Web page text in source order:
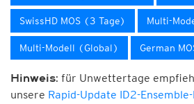
SwissHD MOS (3 Tage) Multi-
Multi-Modell (Global) German
Hinweis: für Unwettertage
unsere Rapid-Update ID2-